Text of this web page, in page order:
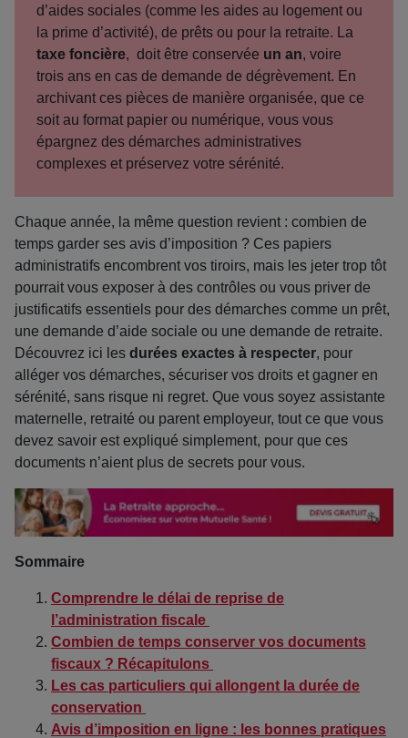
d’aides sociales (comme les aides au logement ou
la prime d’activité), de prêts ou pour la retraite. La
taxe foncière, doit être conservée un an, voire
trois ans en cas de demande de dégrèvement. En
archivant ces pièces de manière organisée, que ce
soit au format papier ou numérique, vous vous
épargnez des démarches administratives
complexes et préservez votre sérénité.
Chaque année, la même question revient : combien de
temps garder ses avis d’imposition ? Ces papiers
administratifs encombrent vos tiroirs, mais les jeter trop tôt
pourrait vous exposer à des contrôles ou vous priver de
justificatifs essentiels pour des démarches comme un prêt,
une demande d’aide sociale ou une demande de retraite.
Découvrez ici les durées exactes à respecter, pour
alléger vos démarches, sécuriser vos droits et gagner en
sérénité, sans risque ni regret. Que vous soyez assistante
maternelle, retraité ou parent employeur, tout ce que vous
devez savoir est expliqué simplement, pour que ces
documents n’aient plus de secrets pour vous.
Sommaire
Comprendre le délai de reprise de
l’administration fiscale
Combien de temps conserver vos documents
fiscaux ? Récapitulons
Les cas particuliers qui allongent la durée de
conservation
Avis d’imposition en ligne : les bonnes pratiques